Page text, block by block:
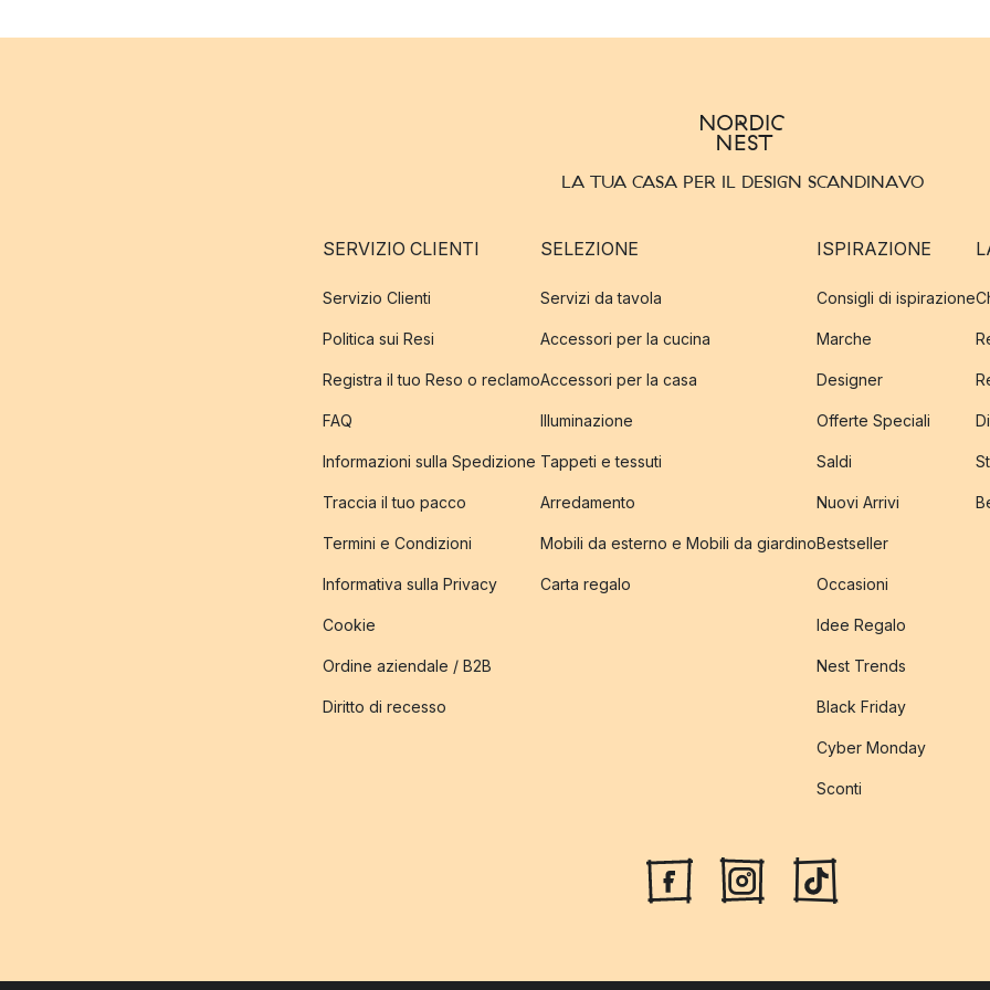
LA TUA CASA PER IL DESIGN SCANDINAVO
SERVIZIO CLIENTI
Servizio Clienti
Politica sui Resi
Registra il tuo Reso o reclamo
FAQ
Informazioni sulla Spedizione
Traccia il tuo pacco
Termini e Condizioni
Informativa sulla Privacy
Cookie
Ordine aziendale / B2B
Diritto di recesso
SELEZIONE
Servizi da tavola
Accessori per la cucina
Accessori per la casa
Illuminazione
Tappeti e tessuti
Arredamento
Mobili da esterno e Mobili da giardino
Carta regalo
ISPIRAZIONE
Consigli di ispirazione
Marche
Designer
Offerte Speciali
Saldi
Nuovi Arrivi
Bestseller
Occasioni
Idee Regalo
Nest Trends
Black Friday
Cyber Monday
Sconti